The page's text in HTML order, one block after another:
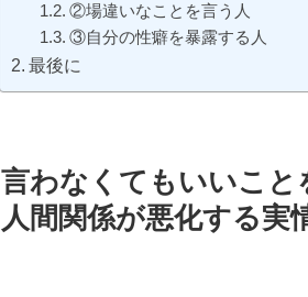
②場違いなことを言う人
③自分の性癖を暴露する人
最後に
言わなくてもいいこ
人間関係が悪化する実